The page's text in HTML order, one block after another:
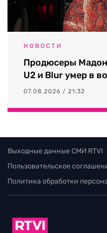
НОВОСТИ
Продюсеры
U2 и Blur умер в
07.08.2026 / 21:32
Выходные данные СМИ RTVI
Пользовательское
Политика обработки